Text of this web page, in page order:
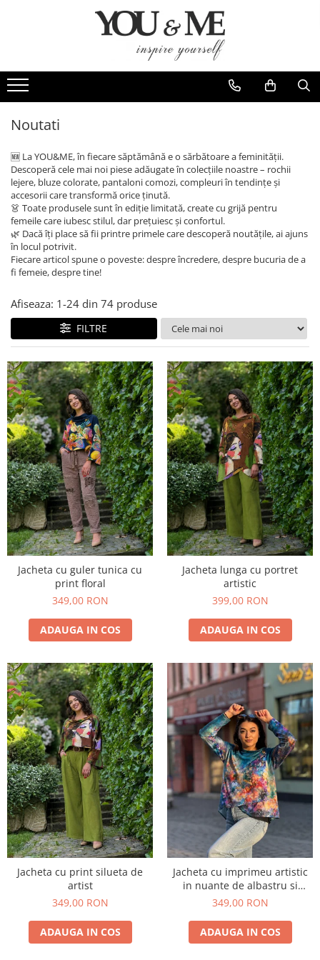
Bluze si camasi
Pantaloni
Geci si jachete
Rochii de eveniment
Compleuri si costume
Salopete
Tricouri si topuri
Fuste
Sacouri
Vesta
Costume de baie
Genti
Esarfe
Coliere si brose
Noutati
🆕 La YOU&ME, în fiecare săptămână e o sărbătoare a feminității.
Descoperă cele mai noi piese adăugate în colecțiile noastre – rochii
lejere, bluze colorate, pantaloni comozi, compleuri în tendințe și
accesorii care transformă orice ținută.
👗 Toate produsele sunt în ediție limitată, create cu grijă pentru
femeile care iubesc stilul, dar prețuiesc și confortul.
🌿 Dacă îți place să fii printre primele care descoperă noutățile, ai ajuns
în locul potrivit.
Fiecare articol spune o poveste: despre încredere, despre bucuria de a
fi femeie, despre tine!
Afiseaza: 1-24 din 74 produse
FILTRE
Jacheta cu guler tunica cu
print floral
349,00 RON
ADAUGA IN COS
Jacheta lunga cu portret
artistic
399,00 RON
ADAUGA IN COS
Jacheta cu print silueta de
artist
349,00 RON
ADAUGA IN COS
Jacheta cu imprimeu artistic
in nuante de albastru si
multicolor
349,00 RON
ADAUGA IN COS